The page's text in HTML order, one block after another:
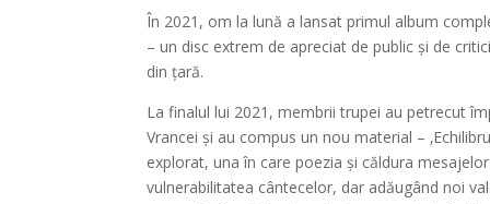
În 2021, om la lună a lansat primul album
– un disc extrem de apreciat de public și de
din țară.
La finalul lui 2021, membrii trupei au petrecut
Vrancei și au compus un nou material –
explorat, una în care poezia și căldura
vulnerabilitatea cântecelor, dar adăugând noi